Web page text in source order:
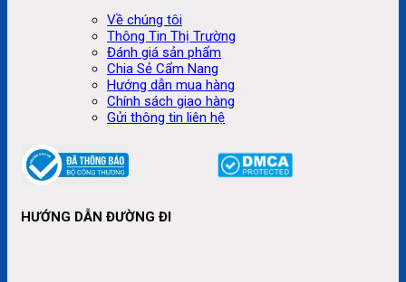
Về chúng tôi
Thông Tin Thị Trường
Đánh giá sản phẩm
Chia Sẻ Cẩm Nang
Hướng dẫn mua hàng
Chính sách giao hàng
Gửi thông tin liên hệ
HƯỚNG DẪN ĐƯỜNG ĐI